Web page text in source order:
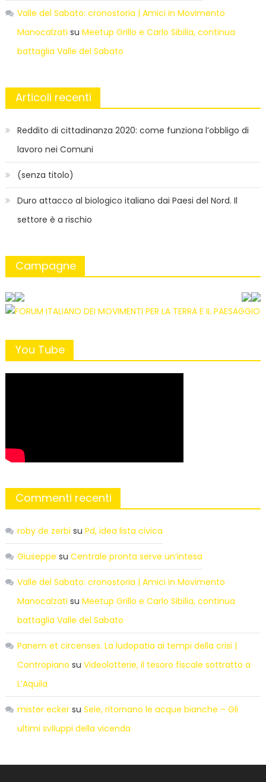
Valle del Sabato: cronostoria | Amici in Movimento
Manocalzati su Meetup Grillo e Carlo Sibilia, continua
battaglia Valle del Sabato
Articoli recenti
Reddito di cittadinanza 2020: come funziona l’obbligo di
lavoro nei Comuni
(senza titolo)
Duro attacco al biologico italiano dai Paesi del Nord. Il
settore è a rischio
Campagne
You Tube
Commenti recenti
roby de zerbi su Pd, idea lista civica
Giuseppe su Centrale pronta serve un’intesa
Valle del Sabato: cronostoria | Amici in Movimento
Manocalzati su Meetup Grillo e Carlo Sibilia, continua
battaglia Valle del Sabato
Panem et circenses. La ludopatia ai tempi della crisi |
Contropiano su Videolotterie, il tesoro fiscale sottratto a
L’Aquila
mister eckersu Sele, ritornano le acque bianche – Gli
ultimi sviluppi della vicenda